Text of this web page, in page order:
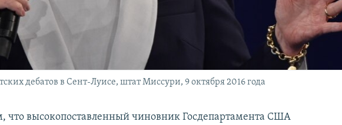
дебатов в Сент-Луисе, штат Миссури, 9 октября 2016 года
что высокопоставленный чиновник Госдепартамента США